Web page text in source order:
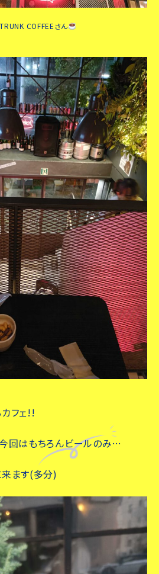
COFFEEさん
フェ!!
回はもちろんビールのみ…
ます(多分)